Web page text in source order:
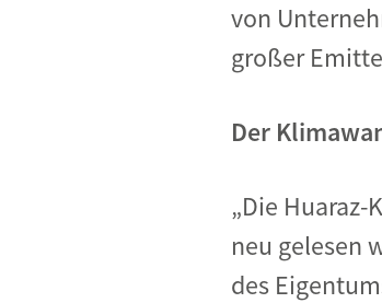
von
großer
Der
„Die
neu gelesen
des